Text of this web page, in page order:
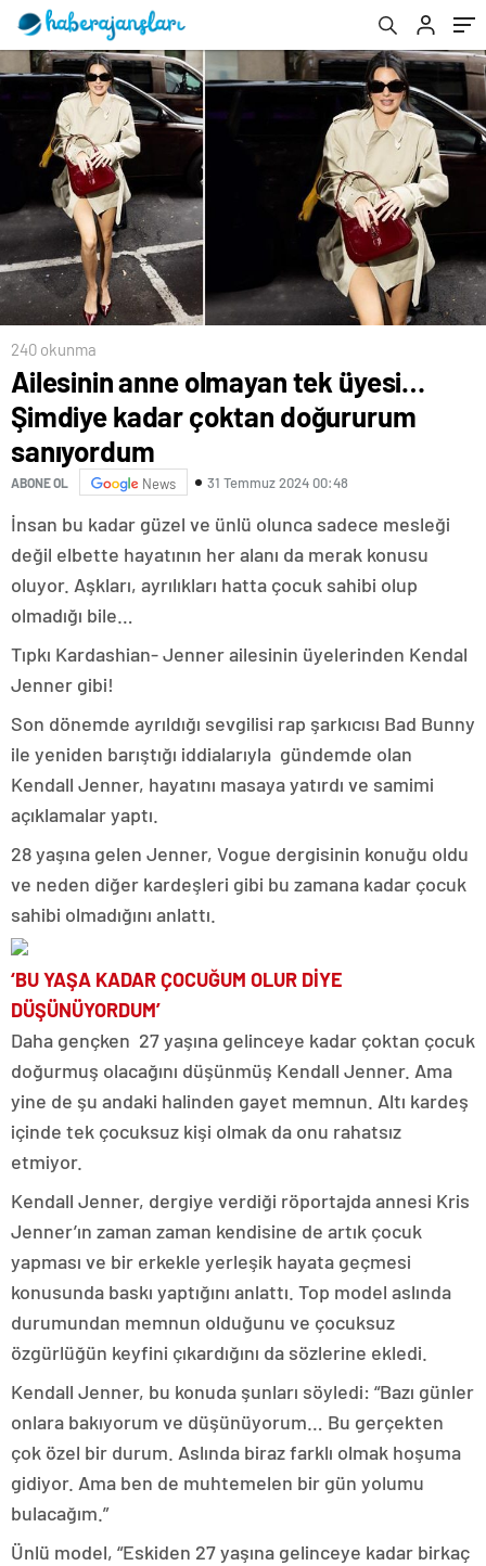
240 okunma
Ailesinin anne olmayan tek üyesi…
Şimdiye kadar çoktan doğururum
sanıyordum
ABONE OL News 31 Temmuz 2024 00:48
İnsan bu kadar güzel ve ünlü olunca sadece mesleği
değil elbette hayatının her alanı da merak konusu
oluyor. Aşkları, ayrılıkları hatta çocuk sahibi olup
olmadığı bile…
Tıpkı Kardashian- Jenner ailesinin üyelerinden Kendal
Jenner gibi!
Son dönemde ayrıldığı sevgilisi rap şarkıcısı Bad Bunny
ile yeniden barıştığı iddialarıyla gündemde olan
Kendall Jenner, hayatını masaya yatırdı ve samimi
açıklamalar yaptı.
28 yaşına gelen Jenner, Vogue dergisinin konuğu oldu
ve neden diğer kardeşleri gibi bu zamana kadar çocuk
sahibi olmadığını anlattı.
‘BU YAŞA KADAR ÇOCUĞUM OLUR DİYE
DÜŞÜNÜYORDUM’
Daha gençken 27 yaşına gelinceye kadar çoktan çocuk
doğurmuş olacağını düşünmüş Kendall Jenner. Ama
yine de şu andaki halinden gayet memnun. Altı kardeş
içinde tek çocuksuz kişi olmak da onu rahatsız
etmiyor.
Kendall Jenner, dergiye verdiği röportajda annesi Kris
Jenner’ın zaman zaman kendisine de artık çocuk
yapması ve bir erkekle yerleşik hayata geçmesi
konusunda baskı yaptığını anlattı. Top model aslında
durumundan memnun olduğunu ve çocuksuz
özgürlüğün keyfini çıkardığını da sözlerine ekledi.
Kendall Jenner, bu konuda şunları söyledi: “Bazı günler
onlara bakıyorum ve düşünüyorum… Bu gerçekten
çok özel bir durum. Aslında biraz farklı olmak hoşuma
gidiyor. Ama ben de muhtemelen bir gün yolumu
bulacağım.”
Ünlü model, “Eskiden 27 yaşına gelinceye kadar birkaç